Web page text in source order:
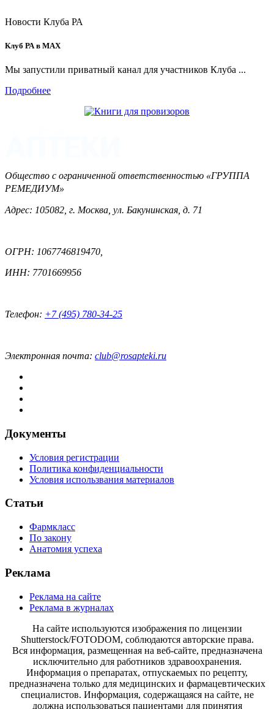
Новости Клуба РА
Клуб РА в MAX
Мы запустили приватный канал для участников Клуба ...
Подробнее
Общество с ограниченной ответственностью «ГРУППА
РЕМЕДИУМ»
Адрес: 105082, г. Москва, ул. Бакунинская, д. 71
ОГРН: 1067746819470,
ИНН: 7701669956
Телефон: +7 (495) 780-34-25
Электронная почта: club@rosapteki.ru
Документы
Условия регистрации
Политика конфиденциальности
Условия использвания материалов
Статьи
Фармкласс
По закону
Анатомия успеха
Реклама
Реклама на сайте
Реклама в журналах
На сайте используются изображения по лицензии
Shutterstock/FOTODOM, соблюдаются авторские права.
Вся информация, размещенная на веб-сайте, предназначена
исключительно для работников здравоохранения.
Информация о препаратах, отпускаемых по рецепту,
предназначена только для медицинских и фармацевтических
специалистов. Информация, содержащаяся на сайте, не
должна использоваться пациентами для принятия